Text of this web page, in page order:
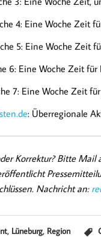
4: Eine Woche Zeit
5: Eine Woche Zeit
6: Eine Woche Zeit
7: Eine Woche Zeit
: Überregionale
Korrektur? Bitte Mail
Nachricht an:
, Lüneburg, Region